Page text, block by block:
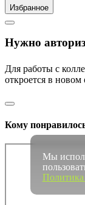
Избранное
Нужно
Для работы с
откроется в новом
Кому
Мы
Политика